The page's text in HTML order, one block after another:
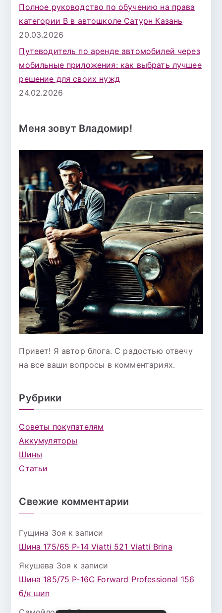
Полное руководство по обучению на права
категории B в автошколе Сатурн Казань
20.03.2026
Путеводитель по аренде автомобилей через
мобильные приложения: как выбрать лучшее
решение для своих нужд
24.02.2026
Меня зовут Владомир!
Привет! Я автор блога. С радостью отвечу
на все ваши вопросы в комментариях.
Рубрики
Советы покупателям
Аккумуляторы
Шины
Статьи
Свежие комментарии
Гущина Зоя к записи
Шина 175/65 Р-14 Viatti 521 Viatti Brina
Якушева Зоя к записи
Шина 185/75 Р-16С Forward Professional 156
б/к шип